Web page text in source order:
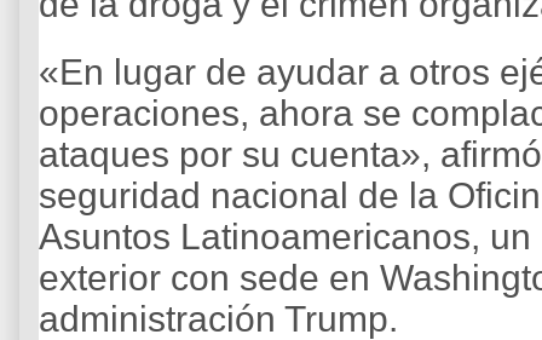
«En lugar de ayudar a otros
operaciones, ahora se
ataques por su cuenta»,
seguridad nacional de la
Asuntos Latinoamericanos,
exterior con sede en
administración Trump.